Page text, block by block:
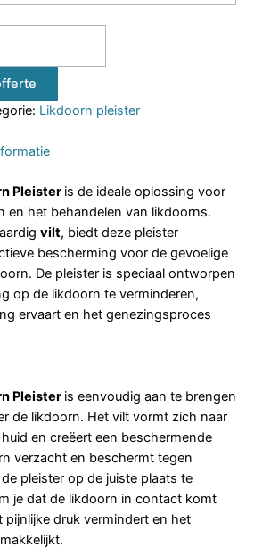
Likdoorn pleister
Pleister is de ideale oplossing voor
en het behandelen van likdoorns.
vilt, biedt deze pleister
bescherming voor de gevoelige
De pleister is speciaal ontworpen
op de likdoorn te verminderen,
ervaart en het genezingsproces
Pleister is eenvoudig aan te brengen
de likdoorn. Het vilt vormt zich naar
en creëert een beschermende
verzacht en beschermt tegen
pleister op de juiste plaats te
je dat de likdoorn in contact komt
pijnlijke druk vermindert en het